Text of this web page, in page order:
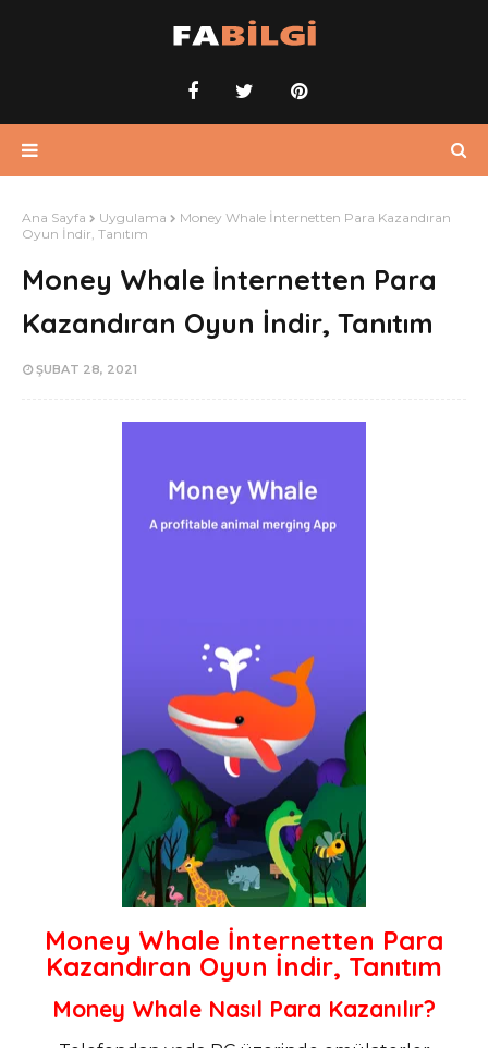
Ana Sayfa Uygulama
Money Whale İnternetten Para Kazandıran
Oyun İndir, Tanıtım
Money Whale İnternetten Para
Kazandıran Oyun İndir, Tanıtım
ŞUBAT 28, 2021
Money Whale İnternetten Para
Kazandıran Oyun İndir, Tanıtım
Money Whale Nasıl Para Kazanılır?